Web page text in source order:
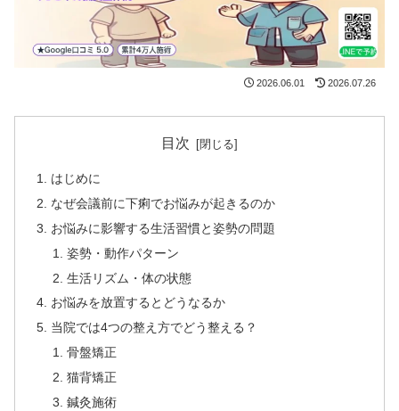
2026.06.01 2026.07.26
目次
はじめに
なぜ会議前に下痢でお悩みが起きるのか
お悩みに影響する生活習慣と姿勢の問題
姿勢・動作パターン
生活リズム・体の状態
お悩みを放置するとどうなるか
当院では4つの整え方でどう整える？
骨盤矯正
猫背矯正
鍼灸施術